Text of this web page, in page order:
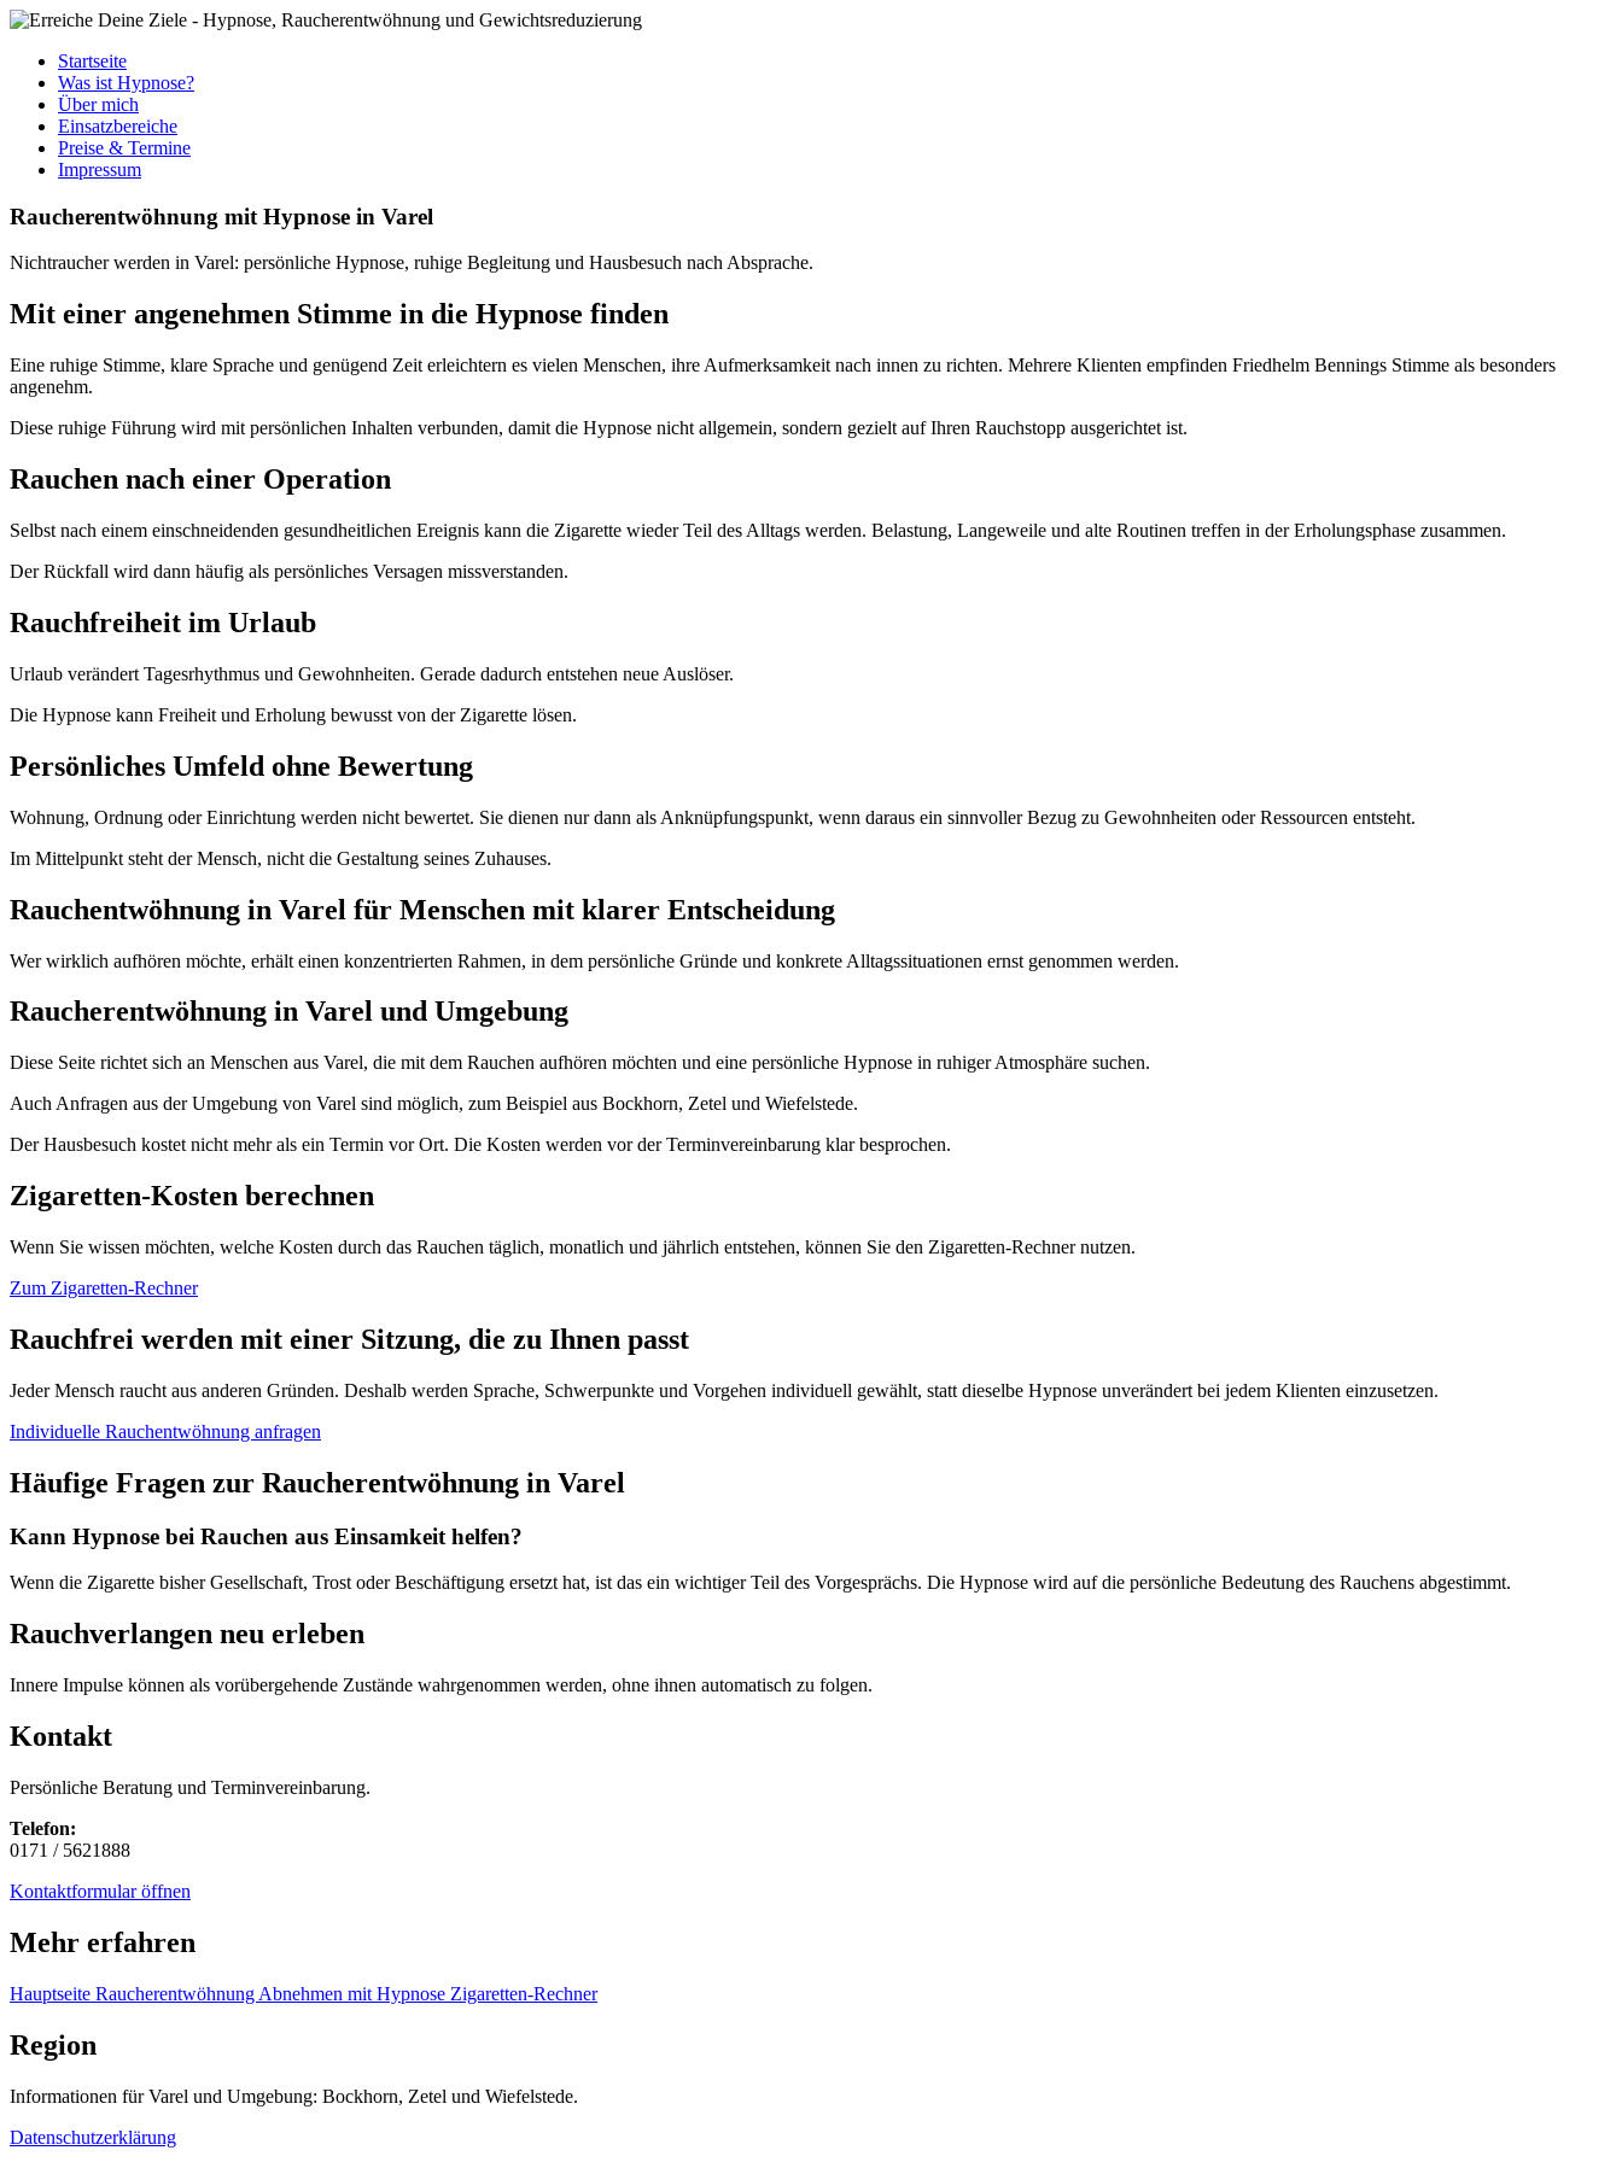
Startseite
Was ist Hypnose?
Über mich
Einsatzbereiche
Preise & Termine
Impressum
Raucherentwöhnung mit Hypnose in Varel
Nichtraucher werden in Varel: persönliche Hypnose, ruhige Begleitung und Hausbesuch nach Absprache.
Mit einer angenehmen Stimme in die Hypnose finden
Eine ruhige Stimme, klare Sprache und genügend Zeit erleichtern es vielen Menschen, ihre Aufmerksamkeit nach innen zu richten. Mehrere Klienten empfinden Friedhelm Bennings Stimme als besonders
angenehm.
Diese ruhige Führung wird mit persönlichen Inhalten verbunden, damit die Hypnose nicht allgemein, sondern gezielt auf Ihren Rauchstopp ausgerichtet ist.
Rauchen nach einer Operation
Selbst nach einem einschneidenden gesundheitlichen Ereignis kann die Zigarette wieder Teil des Alltags werden. Belastung, Langeweile und alte Routinen treffen in der Erholungsphase zusammen.
Der Rückfall wird dann häufig als persönliches Versagen missverstanden.
Rauchfreiheit im Urlaub
Urlaub verändert Tagesrhythmus und Gewohnheiten. Gerade dadurch entstehen neue Auslöser.
Die Hypnose kann Freiheit und Erholung bewusst von der Zigarette lösen.
Persönliches Umfeld ohne Bewertung
Wohnung, Ordnung oder Einrichtung werden nicht bewertet. Sie dienen nur dann als Anknüpfungspunkt, wenn daraus ein sinnvoller Bezug zu Gewohnheiten oder Ressourcen entsteht.
Im Mittelpunkt steht der Mensch, nicht die Gestaltung seines Zuhauses.
Rauchentwöhnung in Varel für Menschen mit klarer Entscheidung
Wer wirklich aufhören möchte, erhält einen konzentrierten Rahmen, in dem persönliche Gründe und konkrete Alltagssituationen ernst genommen werden.
Raucherentwöhnung in Varel und Umgebung
Diese Seite richtet sich an Menschen aus Varel, die mit dem Rauchen aufhören möchten und eine persönliche Hypnose in ruhiger Atmosphäre suchen.
Auch Anfragen aus der Umgebung von Varel sind möglich, zum Beispiel aus Bockhorn, Zetel und Wiefelstede.
Der Hausbesuch kostet nicht mehr als ein Termin vor Ort. Die Kosten werden vor der Terminvereinbarung klar besprochen.
Zigaretten-Kosten berechnen
Wenn Sie wissen möchten, welche Kosten durch das Rauchen täglich, monatlich und jährlich entstehen, können Sie den Zigaretten-Rechner nutzen.
Zum Zigaretten-Rechner
Rauchfrei werden mit einer Sitzung, die zu Ihnen passt
Jeder Mensch raucht aus anderen Gründen. Deshalb werden Sprache, Schwerpunkte und Vorgehen individuell gewählt, statt dieselbe Hypnose unverändert bei jedem Klienten einzusetzen.
Individuelle Rauchentwöhnung anfragen
Häufige Fragen zur Raucherentwöhnung in Varel
Kann Hypnose bei Rauchen aus Einsamkeit helfen?
Wenn die Zigarette bisher Gesellschaft, Trost oder Beschäftigung ersetzt hat, ist das ein wichtiger Teil des Vorgesprächs. Die Hypnose wird auf die persönliche Bedeutung des Rauchens abgestimmt.
Rauchverlangen neu erleben
Innere Impulse können als vorübergehende Zustände wahrgenommen werden, ohne ihnen automatisch zu folgen.
Kontakt
Persönliche Beratung und Terminvereinbarung.
Telefon:
0171 / 5621888
Kontaktformular öffnen
Mehr erfahren
Hauptseite Raucherentwöhnung Abnehmen mit Hypnose Zigaretten-Rechner
Region
Informationen für Varel und Umgebung: Bockhorn, Zetel und Wiefelstede.
Datenschutzerklärung